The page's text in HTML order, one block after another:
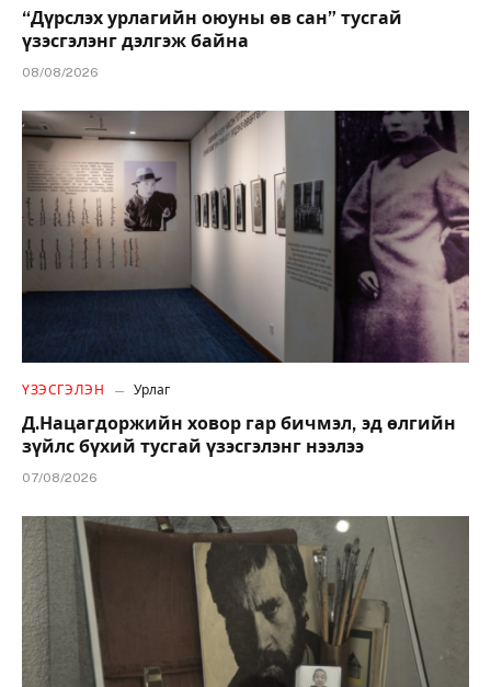
“Дүрслэх урлагийн оюуны өв сан” тусгай
үзэсгэлэнг дэлгэж байна
08/08/2026
ҮЗЭСГЭЛЭН Урлаг
Д.Нацагдоржийн ховор гар бичмэл, эд өлгийн
зүйлс бүхий тусгай үзэсгэлэнг нээлээ
07/08/2026